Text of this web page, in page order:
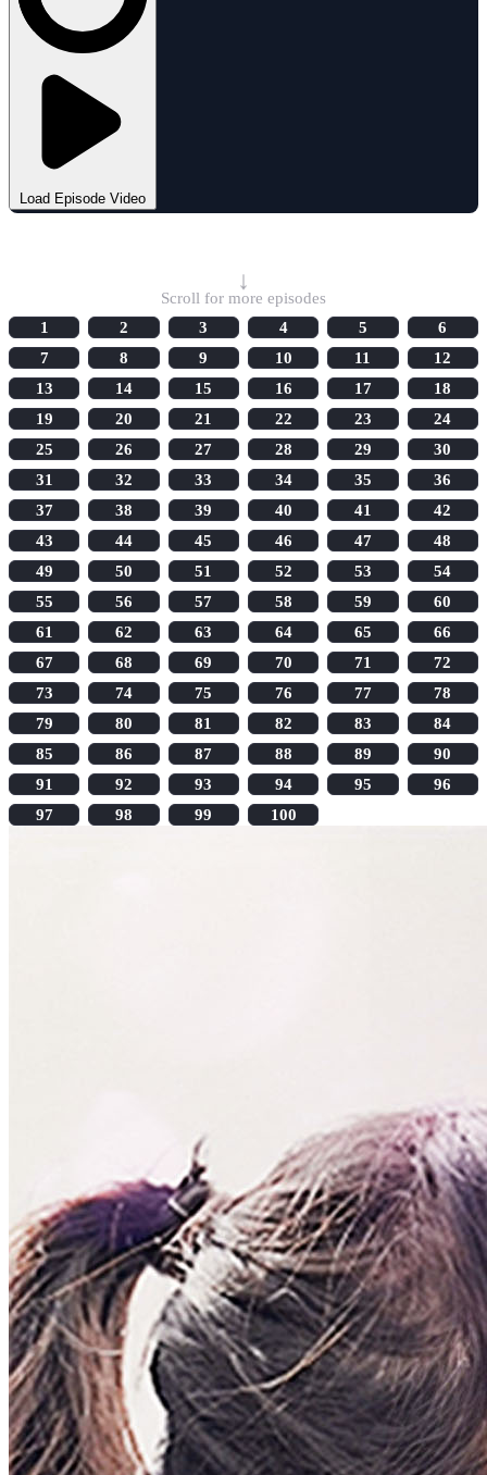
Load Episode Video
↓
Scroll for more episodes
1
2 3 4 5
6
7
8 9 10 11
12
13
14 15 16 17
18
19
20 21 22 23
24
25
26 27 28 29
30
31
32 33 34 35
36
37
38 39 40 41
42
43
44 45 46 47
48
49
50 51 52 53
54
55
56 57 58 59
60
61
62 63 64 65
66
67
68 69 70 71
72
73
74 75 76 77
78
79
80 81 82 83
84
85
86 87 88 89
90
91
92 93 94 95
96
97
98 99 100